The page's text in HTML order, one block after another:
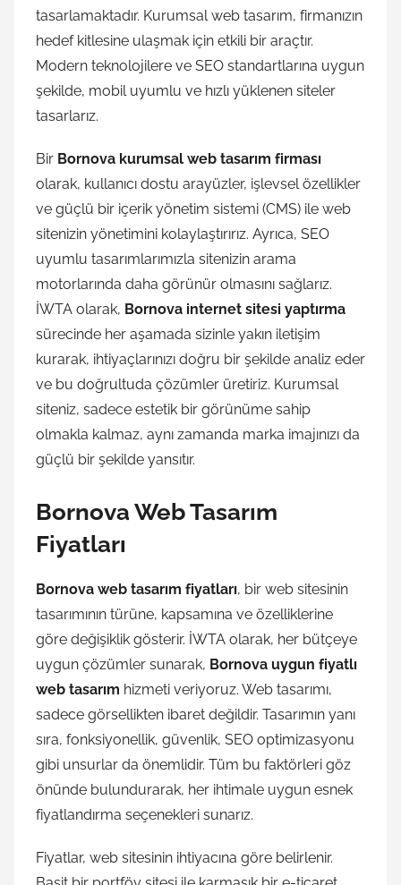
tasarlamaktadır. Kurumsal web tasarım, firmanızın
hedef kitlesine ulaşmak için etkili bir araçtır.
Modern teknolojilere ve SEO standartlarına uygun
şekilde, mobil uyumlu ve hızlı yüklenen siteler
tasarlarız.
Bir Bornova kurumsal web tasarım firması
olarak, kullanıcı dostu arayüzler, işlevsel özellikler
ve güçlü bir içerik yönetim sistemi (CMS) ile web
sitenizin yönetimini kolaylaştırırız. Ayrıca, SEO
uyumlu tasarımlarımızla sitenizin arama
motorlarında daha görünür olmasını sağlarız.
İWTA olarak, Bornova internet sitesi yaptırma
sürecinde her aşamada sizinle yakın iletişim
kurarak, ihtiyaçlarınızı doğru bir şekilde analiz eder
ve bu doğrultuda çözümler üretiriz. Kurumsal
siteniz, sadece estetik bir görünüme sahip
olmakla kalmaz, aynı zamanda marka imajınızı da
güçlü bir şekilde yansıtır.
Bornova Web Tasarım
Fiyatları
Bornova web tasarım fiyatları, bir web sitesinin
tasarımının türüne, kapsamına ve özelliklerine
göre değişiklik gösterir. İWTA olarak, her bütçeye
uygun çözümler sunarak, Bornova uygun fiyatlı
web tasarım hizmeti veriyoruz. Web tasarımı,
sadece görsellikten ibaret değildir. Tasarımın yanı
sıra, fonksiyonellik, güvenlik, SEO optimizasyonu
gibi unsurlar da önemlidir. Tüm bu faktörleri göz
önünde bulundurarak, her ihtimale uygun esnek
fiyatlandırma seçenekleri sunarız.
Fiyatlar, web sitesinin ihtiyacına göre belirlenir.